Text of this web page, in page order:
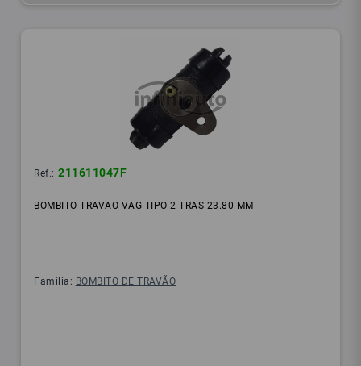
Ref.: 211611047F
BOMBITO TRAVAO VAG TIPO 2 TRAS 23.80 MM
Família: BOMBITO DE TRAVÃO